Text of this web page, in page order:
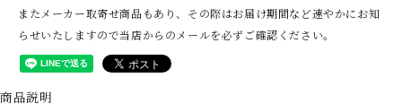
またメーカー取寄せ商品もあり、その際はお届け期間など速やかにお知
らせいたしますので当店からのメールを必ずご確認ください。
商品説明